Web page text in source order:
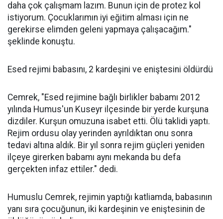
daha çok çalışmam lazım. Bunun için de protez kol
istiyorum. Çocuklarımın iyi eğitim alması için ne
gerekirse elimden geleni yapmaya çalışacağım."
şeklinde konuştu.
Esed rejimi babasını, 2 kardeşini ve eniştesini öldürdü
Cemrek, "Esed rejimine bağlı birlikler babamı 2012
yılında Humus'un Kuseyr ilçesinde bir yerde kurşuna
dizdiler. Kurşun omuzuna isabet etti. Ölü taklidi yaptı.
Rejim ordusu olay yerinden ayrıldıktan onu sonra
tedavi altına aldık. Bir yıl sonra rejim güçleri yeniden
ilçeye girerken babamı aynı mekanda bu defa
gerçekten infaz ettiler." dedi.
Humuslu Cemrek, rejimin yaptığı katliamda, babasının
yanı sıra çocuğunun, iki kardeşinin ve eniştesinin de